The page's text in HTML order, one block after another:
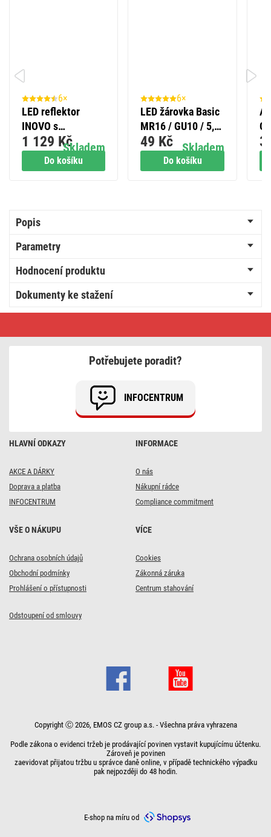
Do košíku
6×
LED reflektor
INOVO s
pohybovým
čidlem, 50 W, šedý,
neutrální bílá
Skladem
1 129 Kč
Do košíku
6×
LED žárovka Basic
MR16 / GU10 / 5,2
W (40 W) / 450 lm /
teplá bílá
Skladem
49 Kč
Popis
Parametry
Hodnocení produktu
Dokumenty ke stažení
HLAVNÍ ODKAZY
AKCE A DÁRKY
Doprava a platba
INFOCENTRUM
INFORMACE
O nás
Nákupní rádce
Compliance commitment
VŠE O NÁKUPU
Ochrana osobních údajů
Obchodní podmínky
Prohlášení o přístupnosti
VÍCE
Cookies
Zákonná záruka
Centrum stahování
Odstoupení od smlouvy
Potřebujete poradit?
INFOCENTRUM
Copyright Ⓒ 2026, EMOS CZ group a.s. - Všechna práva vyhrazena
Podle zákona o evidenci tržeb je prodávající povinen vystavit kupujícímu účtenku.
Zároveň je povinen
zaevidovat přijatou tržbu u správce daně online, v případě technického výpadku
pak nejpozději do 48 hodin.
E-shop na míru od